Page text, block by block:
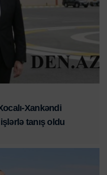
Xankəndi
tanış oldu